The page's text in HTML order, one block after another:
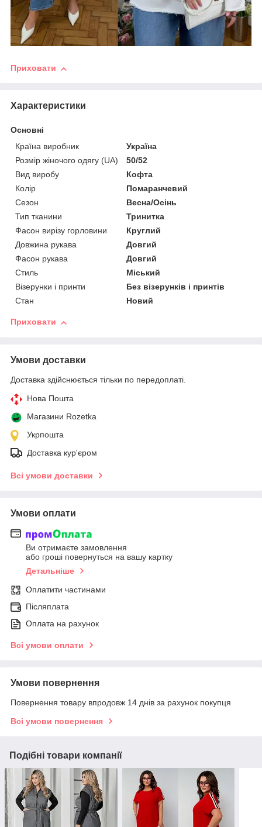
Приховати
Характеристики
Основні
Країна виробник
Україна
Розмір жіночого одягу (UA)
50/52
Вид виробу
Кофта
Колір
Помаранчевий
Сезон
Весна/Осінь
Тип тканини
Тринитка
Фасон вирізу горловини
Круглий
Довжина рукава
Довгий
Фасон рукава
Довгий
Стиль
Міський
Візерунки і принти
Без візерунків і принтів
Стан
Новий
Приховати
Умови доставки
Доставка здійснюється тільки по передоплаті.
Нова Пошта
Магазини Rozetka
Укрпошта
Доставка кур'єром
Всі умови доставки
Умови оплати
Ви отримаєте замовлення
або гроші повернуться на вашу картку
Детальніше
Оплатити частинами
Післяплата
Оплата на рахунок
Всі умови оплати
Умови повернення
Повернення товару впродовж 14 днів за рахунок покупця
Всі умови повернення
Подібні товари компанії